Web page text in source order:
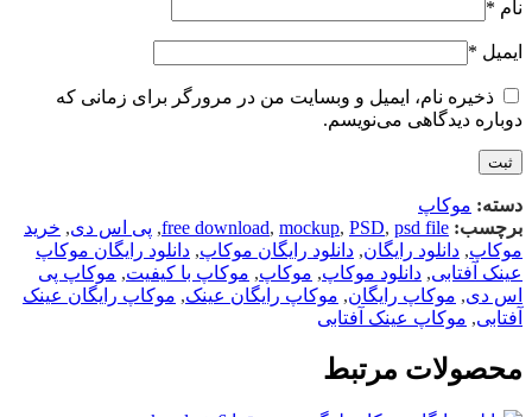
نام *
ایمیل *
ذخیره نام، ایمیل و وبسایت من در مرورگر برای زمانی که
دوباره دیدگاهی می‌نویسم.
دسته: موکاپ
برچسب:
free download, mockup, PSD, psd file
, پی اس دی, خرید
موکاپ, دانلود رایگان, دانلود رایگان موکاپ, دانلود رایگان موکاپ
عینک آفتابی, دانلود موکاپ, موکاپ, موکاپ با کیفیت, موکاپ پی
اس دی, موکاپ رایگان, موکاپ رایگان عینک, موکاپ رایگان عینک
آفتابی, موکاپ عینک آفتابی
محصولات مرتبط